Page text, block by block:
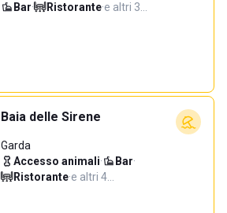
Bar· Ristorante·e altri 3…
Baia delle Sirene
Garda
Accesso animali· Bar·
Ristorante·e altri 4…